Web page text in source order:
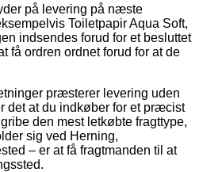
på levering på næste
Toiletpapir Aqua Soft,
indsendes forud for et besluttet
få ordren ordnet forud for at de
præsterer levering uden
det at du indkøber for et præcist
den mest letkøbte fragttype,
sig ved Herning,
– er at få fragtmanden til at